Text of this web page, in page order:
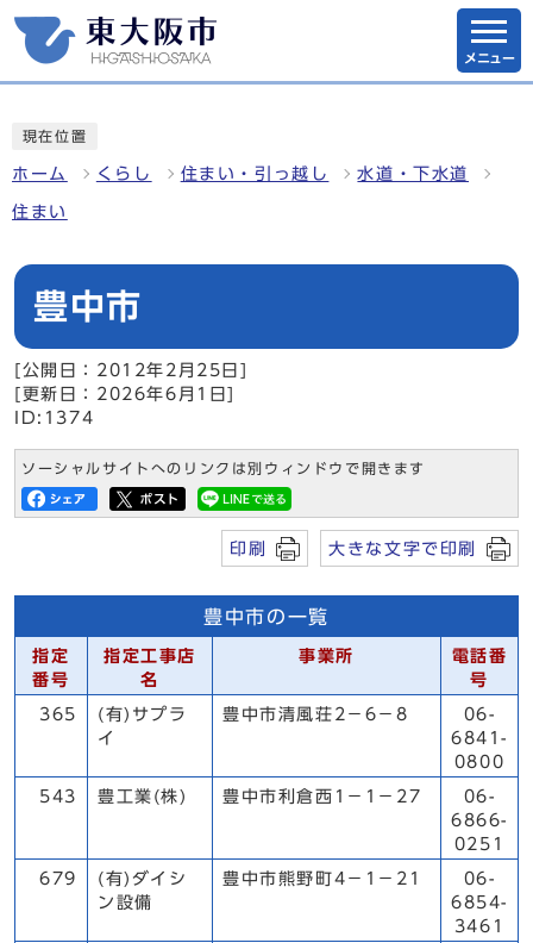
メニュー
現在位置
ホーム くらし 住まい・引っ越し 水道・下水道
住まい
豊中市
[公開日：2012年2月25日]
[更新日：2026年6月1日]
ID:1374
ソーシャルサイトへのリンクは別ウィンドウで開きます
印刷 大きな文字で印刷
豊中市の一覧
指定
番号
指定工事店
名
事業所
電話番
号
365
(有)サプラ
イ
豊中市清風荘2－6－8
06-
6841-
0800
543 豊工業(株) 豊中市利倉西1－1－27
06-
6866-
0251
679
(有)ダイシ
ン設備
豊中市熊野町4－1－21
06-
6854-
3461